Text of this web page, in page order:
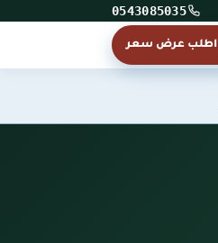
0543085035
اطلب عرض سعر